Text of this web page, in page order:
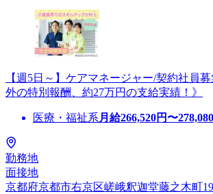
【週5日～】ケアマネージャー/契約社員
外の特別報酬、約27万円の支給実績！》
医療・福祉系 月給266,520円〜278,080
勤務地
面接地
京都府京都市右京区嵯峨釈迦堂藤之木町